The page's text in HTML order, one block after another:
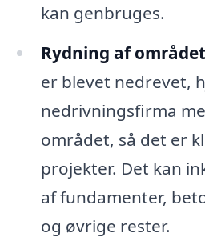
kan genbruges.
Rydning af
er blevet nedrevet,
nedrivningsfirma
området, så det er
projekter. Det kan
af fundamenter,
og øvrige rester.